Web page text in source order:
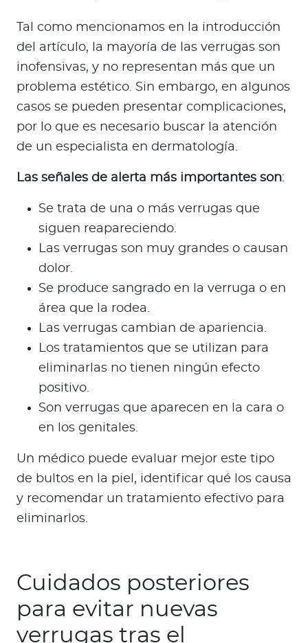
Tal como mencionamos en la introducción
del artículo, la mayoría de las verrugas son
inofensivas, y no representan más que un
problema estético. Sin embargo, en algunos
casos se pueden presentar complicaciones,
por lo que es necesario buscar la atención
de un especialista en dermatología.
Las señales de alerta más importantes son:
Se trata de una o más verrugas que
siguen reapareciendo.
Las verrugas son muy grandes o causan
dolor.
Se produce sangrado en la verruga o en
área que la rodea.
Las verrugas cambian de apariencia.
Los tratamientos que se utilizan para
eliminarlas no tienen ningún efecto
positivo.
Son verrugas que aparecen en la cara o
en los genitales.
Un médico puede evaluar mejor este tipo
de bultos en la piel, identificar qué los causa
y recomendar un tratamiento efectivo para
eliminarlos.
Cuidados posteriores
para evitar nuevas
verrugas tras el